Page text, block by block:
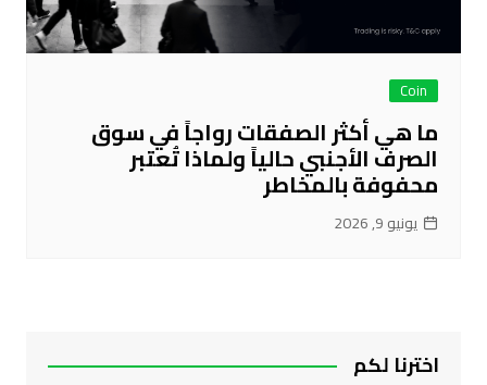
Coin
ما هي أكثر الصفقات رواجاً في سوق
الصرف الأجنبي حالياً ولماذا تُعتبر
محفوفة بالمخاطر
يونيو 9, 2026
اخترنا لكم